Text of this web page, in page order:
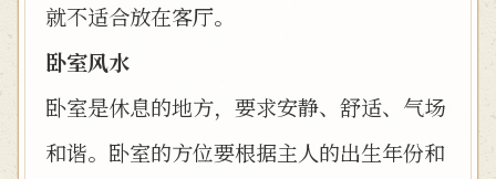
就不适合放在客厅。
卧室风水
卧室是休息的地方，要求安静、舒适、气场
和谐。卧室的方位要根据主人的出生年份和